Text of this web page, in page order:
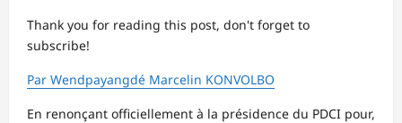
Thank you for reading this post, don't forget to
subscribe!
Par Wendpayangdé Marcelin KONVOLBO
En renonçant officiellement à la présidence du PDCI pour,